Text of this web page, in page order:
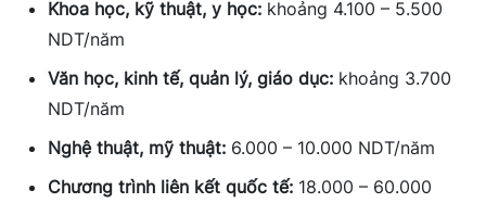
Khoa học, kỹ thuật, y học: khoảng 4.100 – 5.500
NDT/năm
Văn học, kinh tế, quản lý, giáo dục: khoảng 3.700
NDT/năm
Nghệ thuật, mỹ thuật: 6.000 – 10.000 NDT/năm
Chương trình liên kết quốc tế: 18.000 – 60.000